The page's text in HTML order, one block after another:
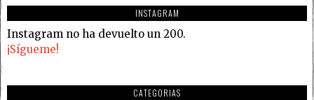
INSTAGRAM
Instagram no ha devuelto un 200.
¡Sígueme!
CATEGORIAS